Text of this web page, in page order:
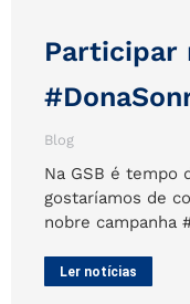
Participar
Blog
Na GSB é tempo
gostaríamos de
nobre campanha
Ler notícias